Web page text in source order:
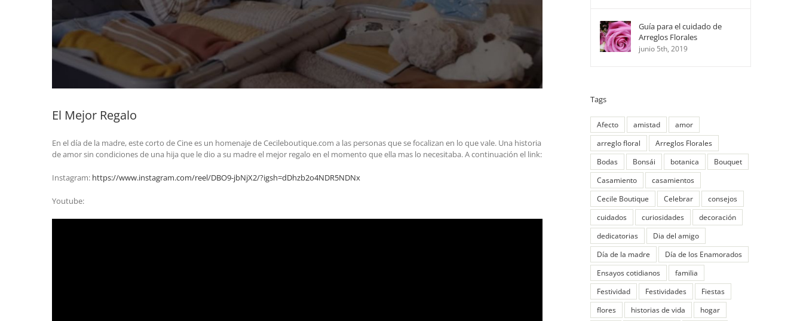
El Mejor Regalo
En el día de la madre, este corto de Cine es un homenaje de Cecileboutique.com a las personas que se focalizan en lo que vale. Una historia
de amor sin condiciones de una hija que le dio a su madre el mejor regalo en el momento que ella mas lo necesitaba. A continuación el link:
Instagram: https://www.instagram.com/reel/DBO9-jbNjX2/?igsh=dDhzb2o4NDR5NDNx
Youtube:
Guía para el cuidado de
Arreglos Florales
junio 5th, 2019
Tags
Afecto amistad
amor
arreglo floral
Arreglos Florales
Bodas
Bonsái botanica
Bouquet
Casamiento
casamientos
Cecile Boutique
Celebrar
consejos
cuidados
curiosidades
decoración
dedicatorias
Dia del amigo
Día de la madre
Día de los Enamorados
Ensayos cotidianos
familia
Festividad
Festividades
Fiestas
flores
historias de vida
hogar